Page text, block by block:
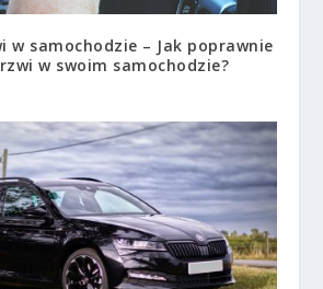
w samochodzie – Jak poprawnie
w swoim samochodzie?